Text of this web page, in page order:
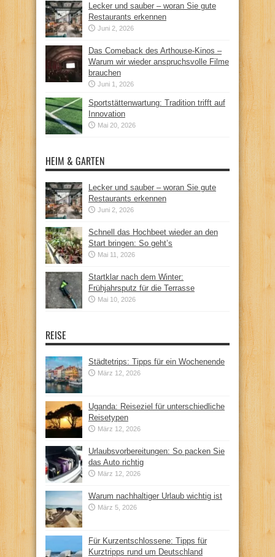
Lecker und sauber – woran Sie gute
Restaurants erkennen
Juni 2, 2026
Das Comeback des Arthouse-Kinos –
Warum wir wieder anspruchsvolle Filme
brauchen
Juni 1, 2026
Sportstättenwartung: Tradition trifft auf
Innovation
Mai 20, 2026
HEIM & GARTEN
Lecker und sauber – woran Sie gute
Restaurants erkennen
Juni 2, 2026
Schnell das Hochbeet wieder an den
Start bringen: So geht’s
Mai 11, 2026
Startklar nach dem Winter:
Frühjahrsputz für die Terrasse
Mai 10, 2026
REISE
Städtetrips: Tipps für ein Wochenende
März 12, 2026
Uganda: Reiseziel für unterschiedliche
Reisetypen
März 12, 2026
Urlaubsvorbereitungen: So packen Sie
das Auto richtig
März 12, 2026
Warum nachhaltiger Urlaub wichtig ist
März 5, 2026
Für Kurzentschlossene: Tipps für
Kurztripps rund um Deutschland